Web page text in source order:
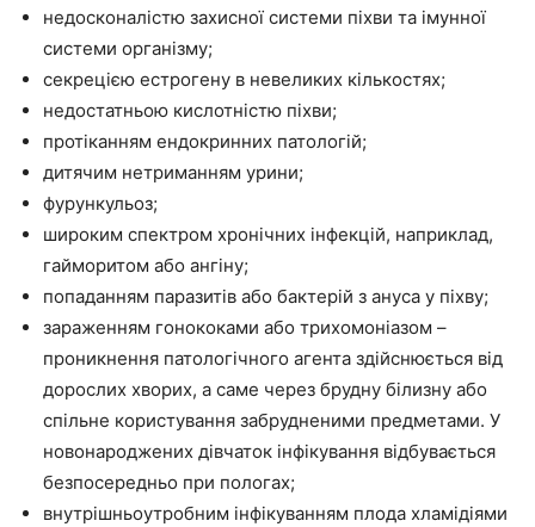
недосконалістю захисної системи піхви та імунної
системи організму;
секрецією естрогену в невеликих кількостях;
недостатньою кислотністю піхви;
протіканням ендокринних патологій;
дитячим нетриманням урини;
фурункульоз;
широким спектром хронічних інфекцій, наприклад,
гайморитом або ангіну;
попаданням паразитів або бактерій з ануса у піхву;
зараженням гонококами або трихомоніазом –
проникнення патологічного агента здійснюється від
дорослих хворих, а саме через брудну білизну або
спільне користування забрудненими предметами. У
новонароджених дівчаток інфікування відбувається
безпосередньо при пологах;
внутрішньоутробним інфікуванням плода хламідіями